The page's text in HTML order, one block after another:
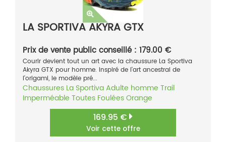
LA SPORTIVA AKYRA GTX
Prix de vente public conseillé : 179.00 €
Courir devient tout un art avec la chaussure La Sportiva
Akyra GTX pour homme. Inspiré de l'art ancestral de
l'origami, le modèle pré...
Chaussures La SportivaAdulte homme Trail
Imperméable Toutes FouléesOrange
169.95 €
Voir cette offre